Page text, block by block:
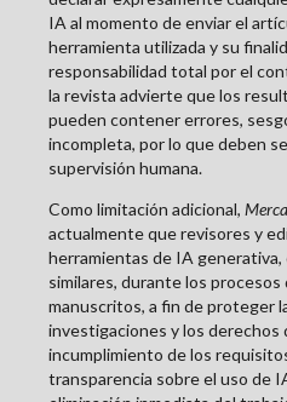
IA al momento de enviar el
herramienta utilizada y su
responsabilidad total por el
la revista advierte que los
pueden contener errores,
incompleta, por lo que deben
supervisión humana.
Como limitación adicional,
actualmente que revisores y
herramientas de IA
similares, durante los
manuscritos, a fin de proteger
investigaciones y los derechos
incumplimiento de los
transparencia sobre el uso de